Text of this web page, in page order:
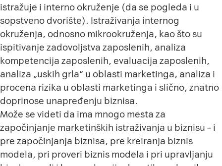
istražuje i interno okruženje (da se pogleda i u
sopstveno dvorište). Istraživanja internog
okruženja, odnosno mikrookruženja, kao što su
ispitivanje zadovoljstva zaposlenih, analiza
kompetencija zaposlenih, evaluacija zaposlenih,
analiza „uskih grla“ u oblasti marketinga, analiza i
procena rizika u oblasti marketinga i slično, znatno
doprinose unapređenju biznisa.
Može se videti da ima mnogo mesta za
započinjanje marketinških istraživanja u biznisu – i
pre započinjanja biznisa, pre kreiranja biznis
modela, pri proveri biznis modela i pri upravljanju